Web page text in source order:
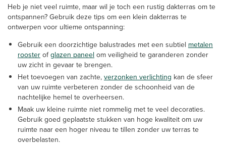
Heb je niet veel ruimte, maar wil je toch een rustig dakterras om te
ontspannen? Gebruik deze tips om een klein dakterras te
ontwerpen voor ultieme ontspanning:
Gebruik een doorzichtige balustrades met een subtiel metalen
roosterofglazen paneel om veiligheid te garanderen zonder
uw zicht in gevaar te brengen.
Het toevoegen van zachte,verzonken verlichting kan de sfeer
van uw ruimte verbeteren zonder de schoonheid van de
nachtelijke hemel te overheersen.
Maak uw kleine ruimte niet rommelig met te veel decoraties.
Gebruik goed geplaatste stukken van hoge kwaliteit om uw
ruimte naar een hoger niveau te tillen zonder uw terras te
overbelasten.